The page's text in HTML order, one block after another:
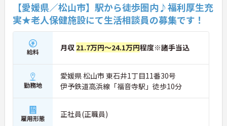
【愛媛県／松山市】駅から徒歩圏内♪福利厚生充
実★老人保健施設にて生活相談員の募集です！
給料 月収 21.7万円～24.1万円程度※諸手当込
勤務地
愛媛県 松山市 東石井1丁目11番30号
伊予鉄道高浜線「福音寺駅」徒歩10分
雇用形態 正社員(正職員)